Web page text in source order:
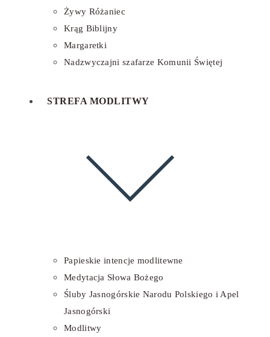
Żywy Różaniec
Krąg Biblijny
Margaretki
Nadzwyczajni szafarze Komunii Świętej
STREFA MODLITWY
Papieskie intencje modlitewne
Medytacja Słowa Bożego
Śluby Jasnogórskie Narodu Polskiego i Apel
Jasnogórski
Modlitwy